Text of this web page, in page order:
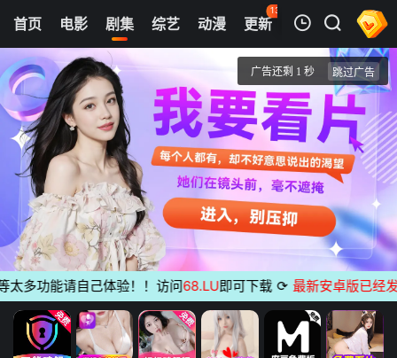
首页 电影 剧集 综艺 动漫 更新
135
热榜 APP
我的观影记录
第1期
饱腹之战
清空
能请自己体验！！访问 68.LU即可下载 ⟳ 最新安卓版已经发布